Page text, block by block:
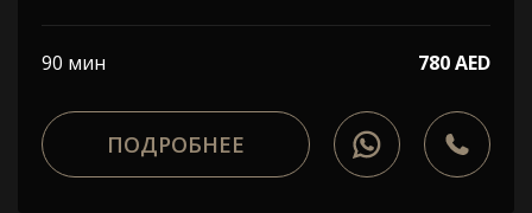
90 мин 780 AED
ПОДРОБНЕЕ